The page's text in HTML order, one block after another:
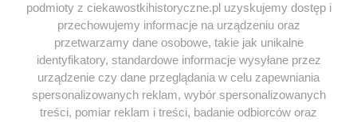
KOMENTARZE(5)
Dodaj komentarz
podmioty z ciekawostkihistoryczne.pl uzyskujemy dostęp i
przechowujemy informacje na urządzeniu oraz
przetwarzamy dane osobowe, takie jak unikalne
identyfikatory, standardowe informacje wysyłane przez
urządzenie czy dane przeglądania w celu zapewniania
spersonalizowanych reklam, wybór spersonalizowanych
treści, pomiar reklam i treści, badanie odbiorców oraz